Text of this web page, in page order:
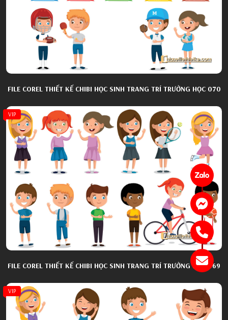
FILE COREL THIẾT KẾ CHIBI HỌC SINH TRANG TRÍ TRƯỜNG HỌC 070
VIP
FILE COREL THIẾT KẾ CHIBI HỌC SINH TRANG TRÍ TRƯỜNG HỌC 069
VIP